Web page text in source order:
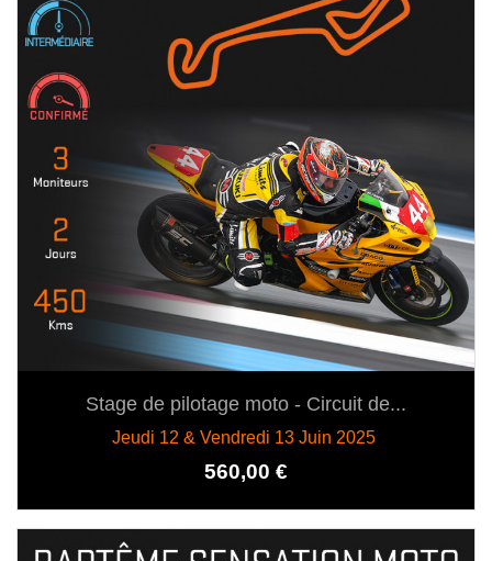
Stage de pilotage moto - Circuit de...
Jeudi 12 & Vendredi 13 Juin 2025
Prix
560,00 €